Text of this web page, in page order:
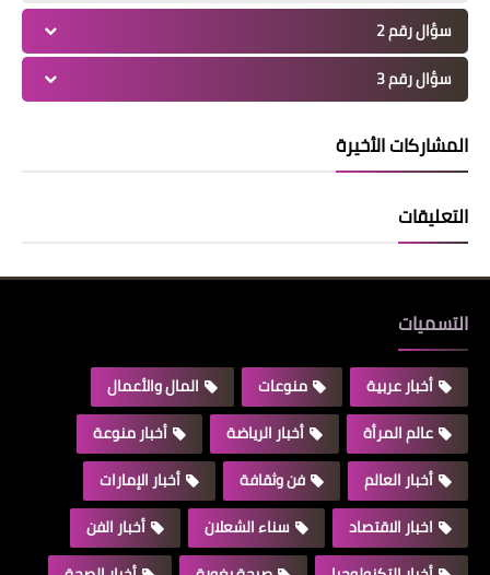
سؤال رقم 2
سؤال رقم 3
المشاركات الأخيرة
التعليقات
التسميات
أخبار عربية منوعات
المال والأعمال
عالم المرأة
أخبار الرياضة
أخبار منوعة
أخبار العالم
فن وثقافة
أخبار الإمارات
اخبار الاقتصاد
سناء الشعلان
أخبار الفن